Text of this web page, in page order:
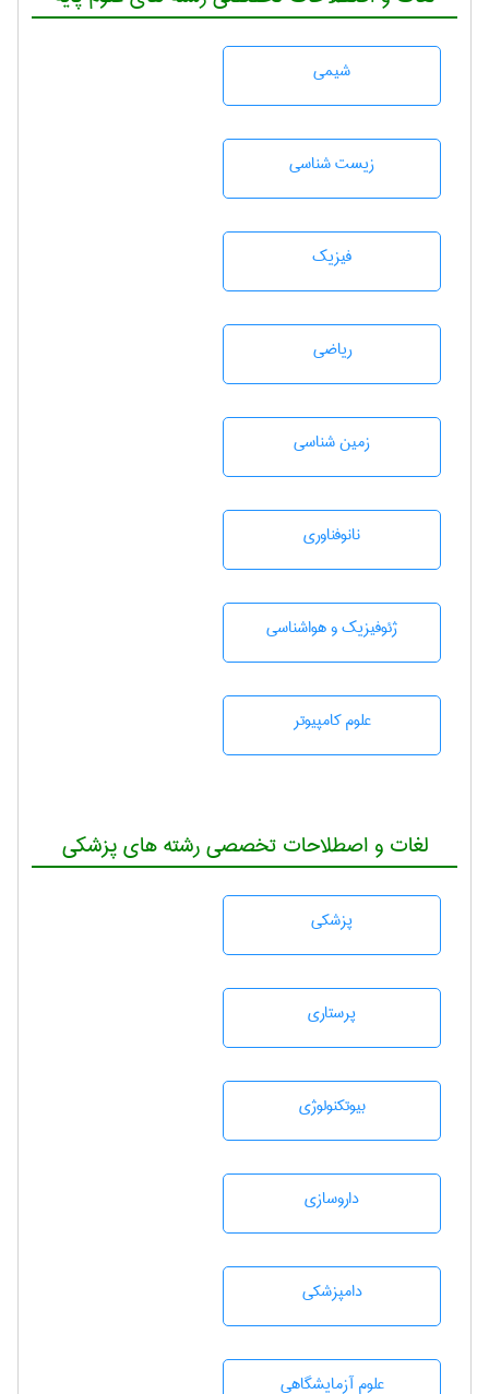
شيمی
زيست شناسی
فیزیک
رياضی
زمين شناسی
نانوفناوری
ژئوفيزيك و هواشناسی
علوم کامپیوتر
لغات و اصطلاحات تخصصی رشته های پزشکی
پزشكی
پرستاری
بيوتكنولوژی
داروسازی
دامپزشكی
علوم آزمايشگاهی